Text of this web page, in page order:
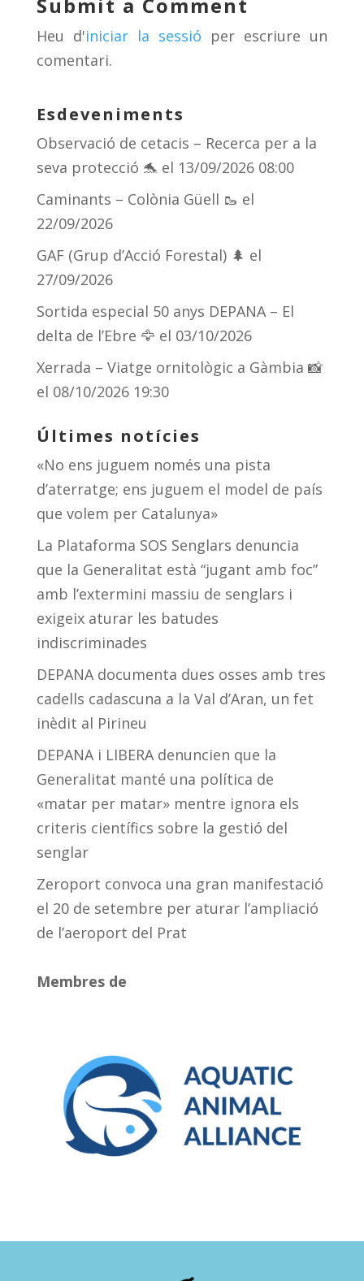
s m te
ix
Submit a Comment
Heu d'iniciar la sessió per escriure un
comentari.
Esdeveniments
Observació de cetacis – Recerca per a la
seva protecció 🐬 el 13/09/2026 08:00
Caminants – Colònia Güell 🥾 el
22/09/2026
GAF (Grup d’Acció Forestal) 🌲 el
27/09/2026
Sortida especial 50 anys DEPANA – El
delta de l’Ebre 🦅 el 03/10/2026
Xerrada – Viatge ornitològic a Gàmbia 📸
el 08/10/2026 19:30
Últimes notícies
«No ens juguem només una pista
d’aterratge; ens juguem el model de país
que volem per Catalunya»
La Plataforma SOS Senglars denuncia
que la Generalitat està “jugant amb foc”
amb l’extermini massiu de senglars i
exigeix aturar les batudes
indiscriminades
DEPANA documenta dues osses amb tres
cadells cadascuna a la Val d’Aran, un fet
inèdit al Pirineu
DEPANA i LIBERA denuncien que la
Generalitat manté una política de
«matar per matar» mentre ignora els
criteris científics sobre la gestió del
senglar
Zeroport convoca una gran manifestació
el 20 de setembre per aturar l’ampliació
de l’aeroport del Prat
Membres de